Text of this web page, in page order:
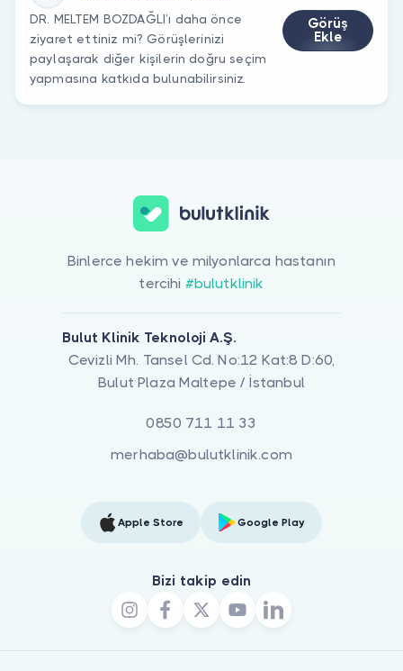
DR. MELTEM BOZDAĞLI’ı daha önce
ziyaret ettiniz mi? Görüşlerinizi
paylaşarak diğer kişilerin doğru seçim
yapmasına katkıda bulunabilirsiniz.
Görüş
Ekle
Binlerce hekim ve milyonlarca hastanın
tercihi #bulutklinik
Bulut Klinik Teknoloji A.Ş.
Cevizli Mh. Tansel Cd. No:12 Kat:8 D:60,
Bulut Plaza Maltepe / İstanbul
0850 711 11 33
merhaba@bulutklinik.com
Apple Store Google Play
Bizi takip edin